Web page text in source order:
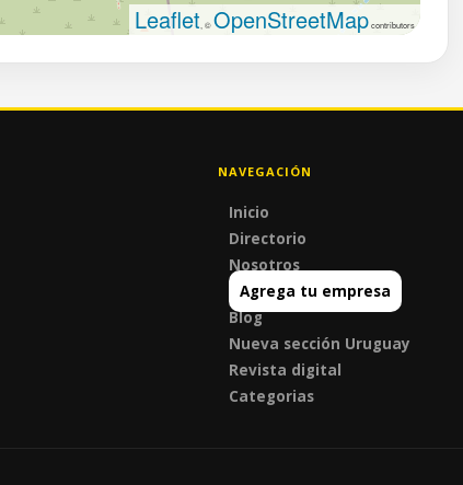
Leaflet , ©OpenStreetMapcontributors
NAVEGACIÓN
Inicio
Directorio
Nosotros
Agrega tu empresa
Blog
Nueva sección Uruguay
Revista digital
Categorias